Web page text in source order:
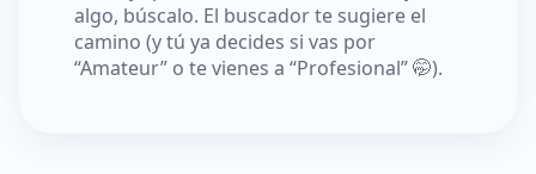
algo, búscalo. El buscador te sugiere el
camino (y tú ya decides si vas por
“Amateur” o te vienes a “Profesional” 🤭).